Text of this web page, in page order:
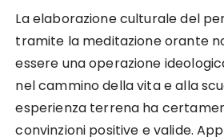
La elaborazione culturale del
tramite la meditazione orante
essere una operazione
nel cammino della vita e alla
esperienza terrena ha
convinzioni positive e valide.